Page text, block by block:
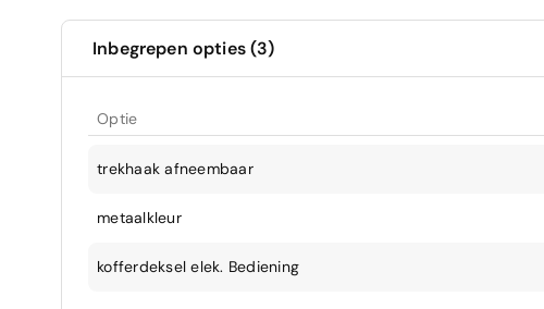
Inbegrepen opties (3)
Optie
trekhaak afneembaar
metaalkleur
kofferdeksel elek. Bediening